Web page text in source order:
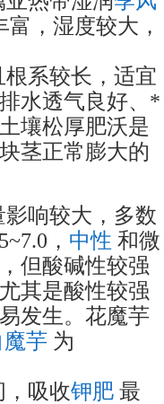
富，湿度较大，
系较长，适宜
水透气良好、*
壤松厚肥沃是
茎正常膨大的
响较大，多数
， 中性 和微
但酸碱性较强
其是酸性较强
发生。花魔芋
魔芋 为
，吸收钾肥 最